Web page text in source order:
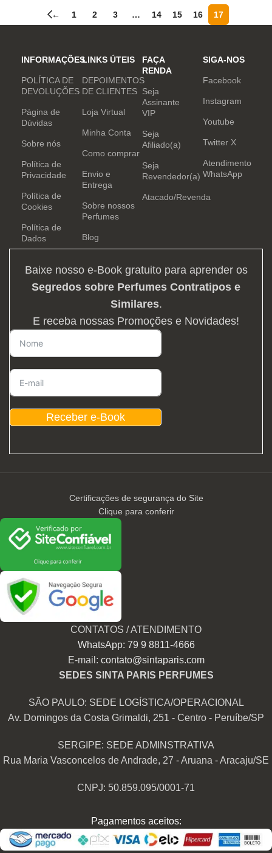
← 1 2 3 … 14 15 16 17
INFORMAÇÕES
POLÍTICA DE
DEVOLUÇÕES
Página de
Dúvidas
Sobre nós
Política de
Privacidade
Política de
Cookies
Política de
Dados
LINKS ÚTEIS
DEPOIMENTOS
DE CLIENTES
Loja Virtual
Minha Conta
Como comprar
Envio e
Entrega
Sobre nossos
Perfumes
Blog
FAÇA
RENDA
Seja
Assinante
VIP
Seja
Afiliado(a)
Seja
Revendedor(a)
Atacado/Revenda
SIGA-NOS
Facebook
Instagram
Youtube
Twitter X
Atendimento
WhatsApp
Baixe nosso e-Book gratuito para aprender os
Segredos sobre Perfumes Contratipos e
Similares.
E receba nossas Promoções e Novidades!
Receber e-Book
Certificações de segurança do Site
Clique para conferir
CONTATOS / ATENDIMENTO
WhatsApp: 79 9 8811-4666
E-mail: contato@sintaparis.com
SEDES SINTA PARIS PERFUMES
SÃO PAULO: SEDE LOGÍSTICA/OPERACIONAL
Av. Domingos da Costa Grimaldi, 251 - Centro - Peruíbe/SP
SERGIPE: SEDE ADMINSTRATIVA
Rua Maria Vasconcelos de Andrade, 27 - Aruana - Aracaju/SE
CNPJ: 50.859.095/0001-71
Pagamentos aceitos: